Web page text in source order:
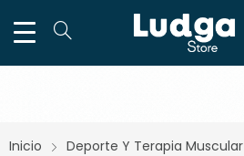
Inicio
Deporte Y Terapia Muscular